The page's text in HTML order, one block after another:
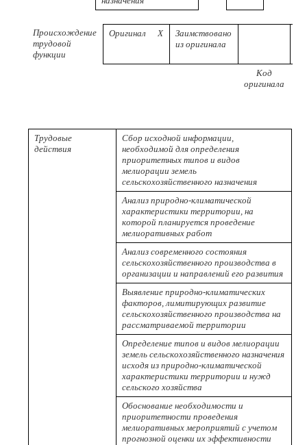
Происхождение
трудовой
функции
Оригинал X
Заимствовано
из оригинала
Код
оригинала
Трудовые
действия
Сбор исходной информации,
необходимой для определения
приоритетных типов и видов
мелиорации земель
сельскохозяйственного назначения
Анализ природно-климатической
характеристики территории, на
которой планируется проведение
мелиоративных работ
Анализ современного состояния
сельскохозяйственного производства в
организации и направлений его развития
Выявление природно-климатических
факторов, лимитирующих развитие
сельскохозяйственного производства на
рассматриваемой территории
Определение типов и видов мелиорации
земель сельскохозяйственного назначения
исходя из природно-климатической
характеристики территории и нужд
сельского хозяйства
Обоснование необходимости и
приоритетности проведения
мелиоративных мероприятий с учетом
прогнозной оценки их эффективности